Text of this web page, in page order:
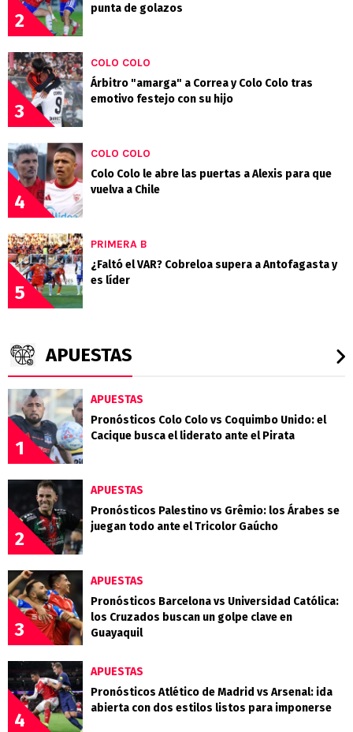
2
punta de golazos
3
COLO COLO
Árbitro "amarga" a Correa y Colo Colo tras
emotivo festejo con su hijo
4
COLO COLO
Colo Colo le abre las puertas a Alexis para que
vuelva a Chile
5
PRIMERA B
¿Faltó el VAR? Cobreloa supera a Antofagasta y
es líder
APUESTAS
1
APUESTAS
Pronósticos Colo Colo vs Coquimbo Unido: el
Cacique busca el liderato ante el Pirata
2
APUESTAS
Pronósticos Palestino vs Grêmio: los Árabes se
juegan todo ante el Tricolor Gaúcho
3
APUESTAS
Pronósticos Barcelona vs Universidad Católica:
los Cruzados buscan un golpe clave en
Guayaquil
4
APUESTAS
Pronósticos Atlético de Madrid vs Arsenal: ida
abierta con dos estilos listos para imponerse